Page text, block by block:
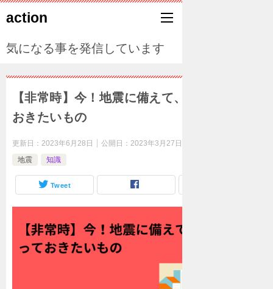
action
気になる事を発信しています
【非常時】今！地震に備えて、買って持って
おきたいもの
更新日： 2023年6月28日 公開日： 2023年3月27日
地震
知識
Tweet